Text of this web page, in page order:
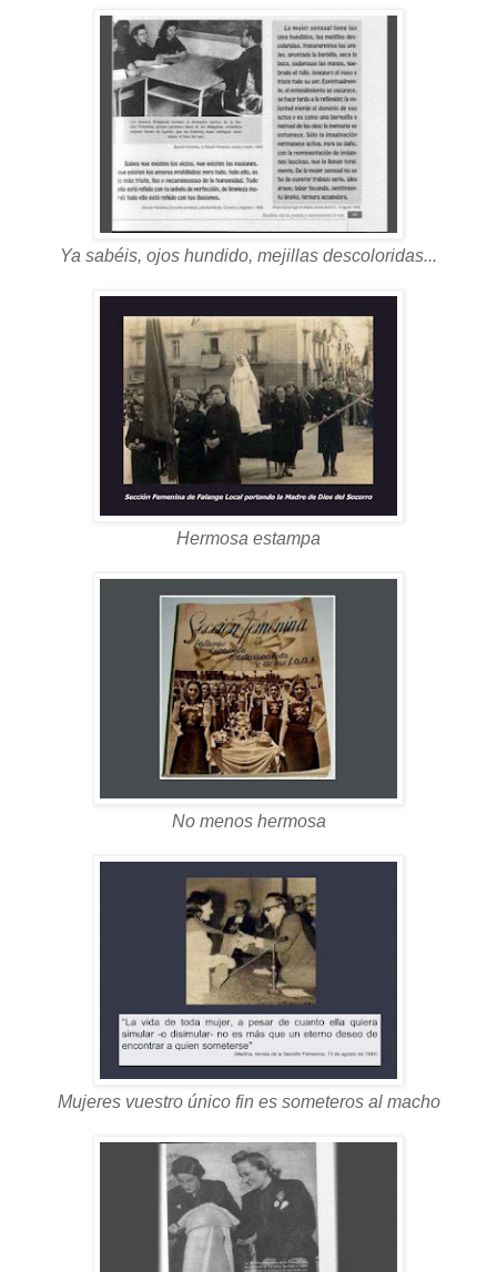
Ya sabéis, ojos hundido, mejillas descoloridas...
Hermosa estampa
No menos hermosa
Mujeres vuestro único fin es someteros al macho